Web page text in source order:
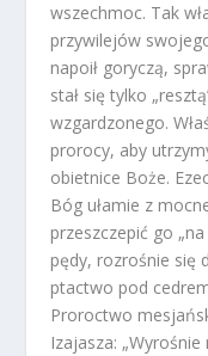
wszechmoc. Tak
przywilejów
napoił goryczą,
stał się tylko
wzgardzonego.
prorocy, aby
obietnice Boże.
Bóg ułamie z
przeszczepić go
pędy, rozrośnie się
ptactwo pod
Proroctwo
Izajasza: